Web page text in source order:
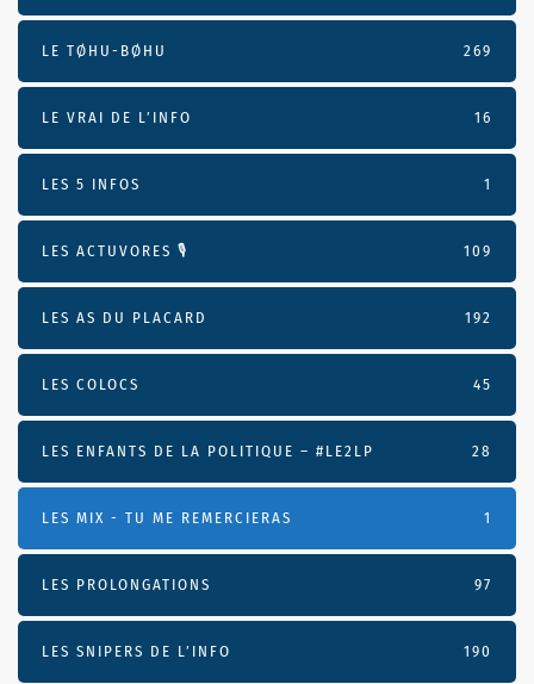
LE TØHU-BØHU 269
LE VRAI DE L’INFO 16
LES 5 INFOS 1
LES ACTUVORES 🎙 109
LES AS DU PLACARD 192
LES COLOCS 45
LES ENFANTS DE LA POLITIQUE – #LE2LP 28
LES MIX - TU ME REMERCIERAS 1
LES PROLONGATIONS 97
LES SNIPERS DE L’INFO 190